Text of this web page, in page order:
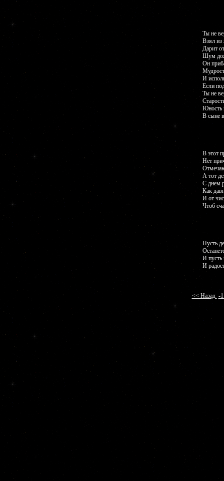
Ты не
Взял из
Дарит
Шум
Он
И
Если
Ты не
Юность
В сыне
В этот
Нет
А тот
С днем
Как
И от
Чтоб
Пусть
И пусть
И
<< Назад -